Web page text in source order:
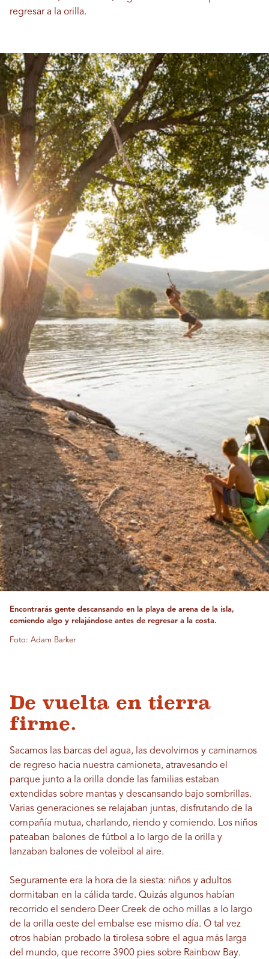
regresar a la orilla.
Encontrarás gente descansando en la playa de arena de la isla,
comiendo algo y relajándose antes de regresar a la costa.
Foto: Adam Barker
De vuelta en tierra
firme.
Sacamos las barcas del agua, las devolvimos y caminamos
de regreso hacia nuestra camioneta, atravesando el
parque junto a la orilla donde las familias estaban
extendidas sobre mantas y descansando bajo sombrillas.
Varias generaciones se relajaban juntas, disfrutando de la
compañía mutua, charlando, riendo y comiendo. Los niños
pateaban balones de fútbol a lo largo de la orilla y
lanzaban balones de voleibol al aire.
Seguramente era la hora de la siesta: niños y adultos
dormitaban en la cálida tarde. Quizás algunos habían
recorrido el sendero Deer Creek de ocho millas a lo largo
de la orilla oeste del embalse ese mismo día. O tal vez
otros habían probado la tirolesa sobre el agua más larga
del mundo, que recorre 3900 pies sobre Rainbow Bay.